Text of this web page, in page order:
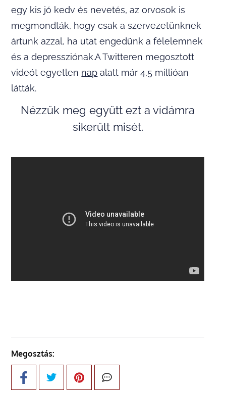
egy kis jó kedv és nevetés, az orvosok is
megmondták, hogy csak a szervezetünknek
ártunk azzal, ha utat engedünk a félelemnek
és a depressziónak.A Twitteren megosztott
videót egyetlen nap alatt már 4,5 millióan
látták.
Nézzük meg együtt ezt a vidámra
sikerült misét.
Megosztás: